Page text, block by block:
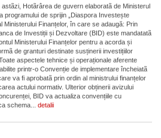
Hotãrârea de guvern elaboratã de Ministerul
programului de sprijin „Diaspora Investește
Ministerului Finanțelor, în care se adaugă: Prin
de Investiții și Dezvoltare (BID) este mandatatã
Ministerului Finanțelor pentru a acorda și
de granturi destinate susținerii investițiilor
aspectele tehnice și operaționale aferente
printr-o Convenție de implementare încheiatã
va fi aprobatã prin ordin al ministrului finanțelor
actului normativ. Ulterior obținerii avizului
BID va actualiza convențiile cu
schema... detalii